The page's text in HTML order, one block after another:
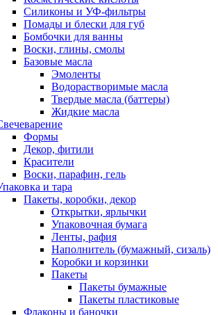
Силиконы и УФ-фильтры
Помады и блески для губ
Бомбочки для ванны
Воски, глины, смолы
Базовые масла
Эмоленты
Водорастворимые масла
Твердые масла (баттеры)
Жидкие масла
Формы
Декор, фитили
Красители
Воски, парафин, гель
и тара
Пакеты, коробки, декор
Открытки, ярлычки
Упаковочная бумага
Ленты, рафия
Наполнитель (бумажный, сизаль)
Коробки и корзинки
Пакеты
Пакеты бумажные
Пакеты пластиковые
Флаконы и баночки